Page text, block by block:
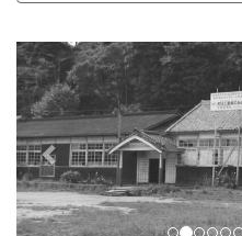
p
r
e
v
i
o